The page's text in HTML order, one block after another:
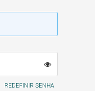
REDEFINIR SENHA